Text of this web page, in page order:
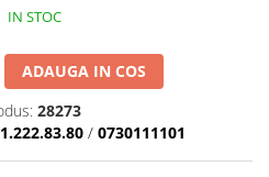
IN STOC
ADAUGA IN COS
28273
/ 0730111101